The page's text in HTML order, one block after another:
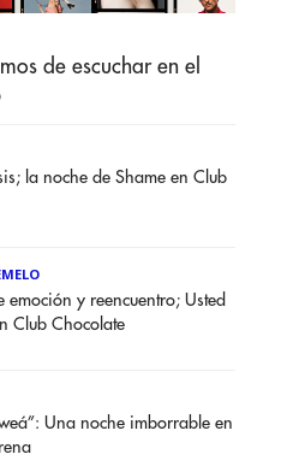
de escuchar en el
la noche de Shame en Club
emoción y reencuentro; Usted
Club Chocolate
Una noche imborrable en